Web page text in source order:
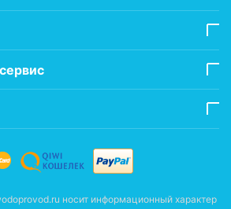
носит информационный характер